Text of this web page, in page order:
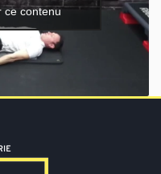
ce contenu